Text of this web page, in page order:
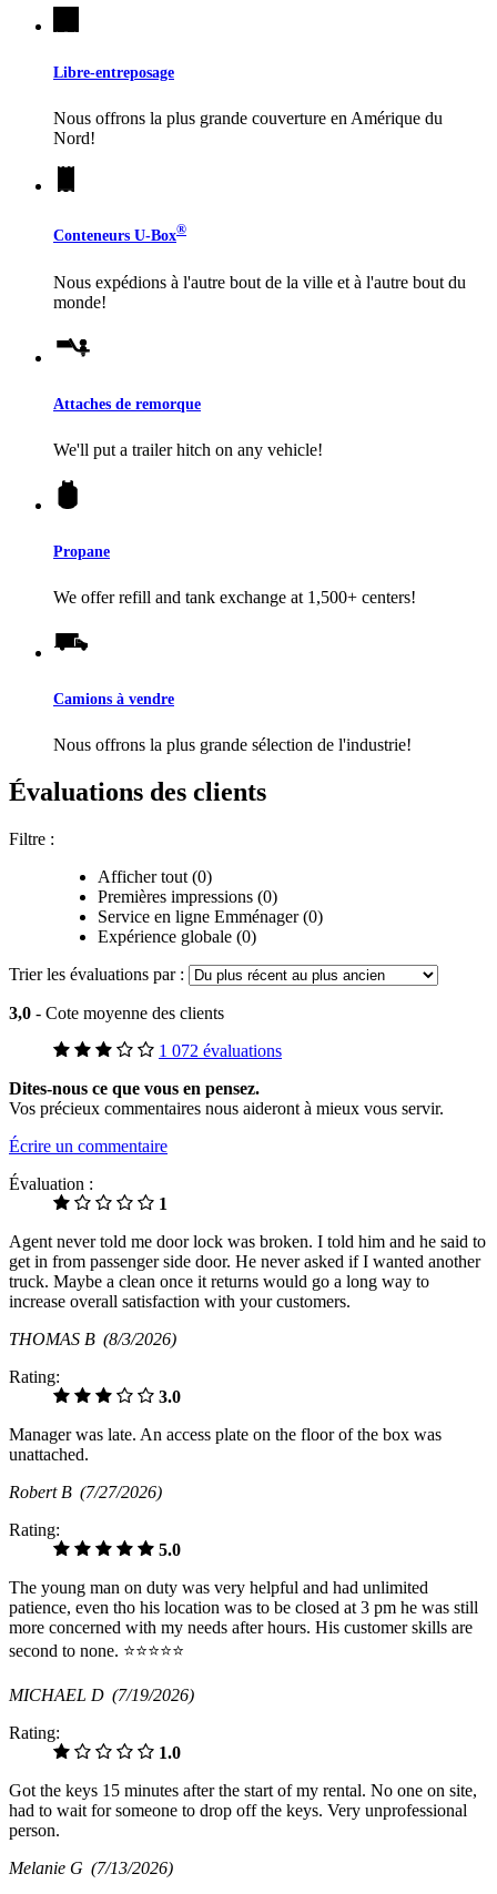
Libre-entreposage
Nous offrons la plus grande couverture en Amérique du
Nord!
Conteneurs U-Box®
Nous expédions à l'autre bout de la ville et à l'autre bout du
monde!
Attaches de remorque
We'll put a trailer hitch on any vehicle!
Propane
We offer refill and tank exchange at 1,500+ centers!
Camions à vendre
Nous offrons la plus grande sélection de l'industrie!
Évaluations des clients
Filtre :
Afficher tout (0)
Premières impressions (0)
Service en ligne Emménager (0)
Expérience globale (0)
Trier les évaluations par :
3,0 - Cote moyenne des clients
1 072 évaluations
Dites-nous ce que vous en pensez.
Vos précieux commentaires nous aideront à mieux vous servir.
Écrire un commentaire
Évaluation :
1
Agent never told me door lock was broken. I told him and he said to
get in from passenger side door. He never asked if I wanted another
truck. Maybe a clean once it returns would go a long way to
increase overall satisfaction with your customers.
THOMAS B (8/3/2026)
Rating:
3.0
Manager was late. An access plate on the floor of the box was
unattached.
Robert B (7/27/2026)
Rating:
5.0
The young man on duty was very helpful and had unlimited
patience, even tho his location was to be closed at 3 pm he was still
more concerned with my needs after hours. His customer skills are
second to none. ⭐️⭐️⭐️⭐️⭐️
MICHAEL D (7/19/2026)
Rating:
1.0
Got the keys 15 minutes after the start of my rental. No one on site,
had to wait for someone to drop off the keys. Very unprofessional
person.
Melanie G (7/13/2026)